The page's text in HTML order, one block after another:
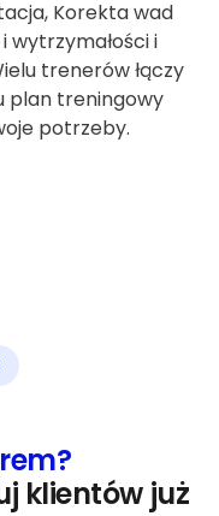
Korekta wad
wytrzymałości i
trenerów łączy
plan treningowy
potrzeby.
klientów już